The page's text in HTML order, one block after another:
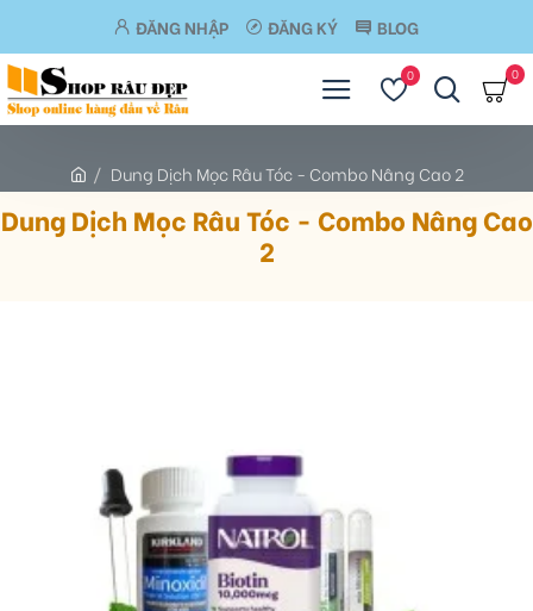
ĐĂNG NHẬP ĐĂNG KÝ BLOG
0 0
Dung Dịch Mọc Râu Tóc - Combo Nâng Cao 2
Dung Dịch Mọc Râu Tóc - Combo Nâng Cao
2